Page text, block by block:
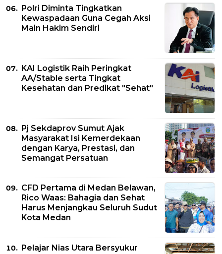
Polri Diminta Tingkatkan
Kewaspadaan Guna Cegah Aksi
Main Hakim Sendiri
KAI Logistik Raih Peringkat
AA/Stable serta Tingkat
Kesehatan dan Predikat "Sehat"
Pj Sekdaprov Sumut Ajak
Masyarakat Isi Kemerdekaan
dengan Karya, Prestasi, dan
Semangat Persatuan
CFD Pertama di Medan Belawan,
Rico Waas: Bahagia dan Sehat
Harus Menjangkau Seluruh Sudut
Kota Medan
Pelajar Nias Utara Bersyukur